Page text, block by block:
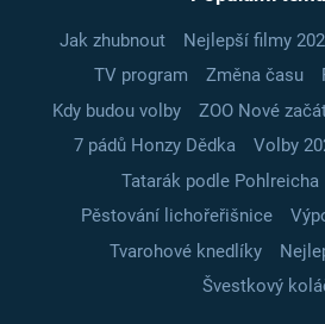
Jak zhubnout Nejlepší filmy
TV program
Změna času
Kdy budou volby
ZOO Nové
7 pádů Honzy Dědka
Volby
Tatarák podle Pohlreicha
Pěstování lichořeřišnice
Tvarohové knedlíky
Švestkový